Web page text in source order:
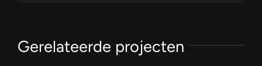
Gerelateerde projecten